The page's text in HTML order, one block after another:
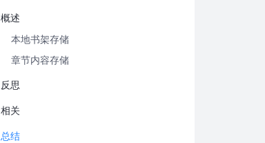
概述
本地书架存储
章节内容存储
反思
相关
总结